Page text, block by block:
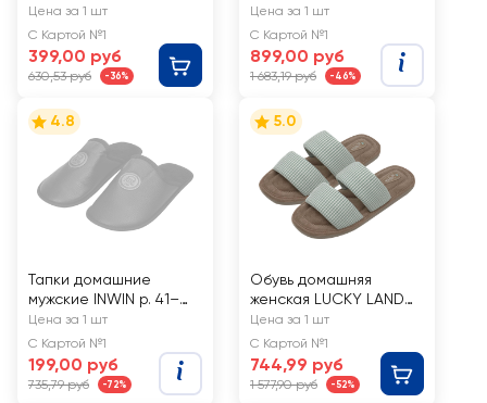
41–45 закрытые, Арт.
BTM70701-40-38
Цена за 1 шт
С Картой №1
399,00 руб
630,53 руб -36%
Арт. GS2024988
Цена за 1 шт
С Картой №1
899,00 руб
1 683,19 руб -46%
4.8
Тапки домашние
мужские INWIN р. 41–
45, черные, Арт.
HW77061
Цена за 1 шт
С Картой №1
199,00 руб
735,79 руб -72%
5.0
Обувь домашняя
женская LUCKY LAND
пантолеты р. 36–41,
Арт. 4600W-CH-O
Цена за 1 шт
С Картой №1
744,99 руб
1 577,90 руб -52%